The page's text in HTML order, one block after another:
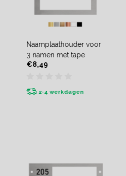
Naamplaathouder voor
3 namen met tape
€8,49
2-4 werkdagen